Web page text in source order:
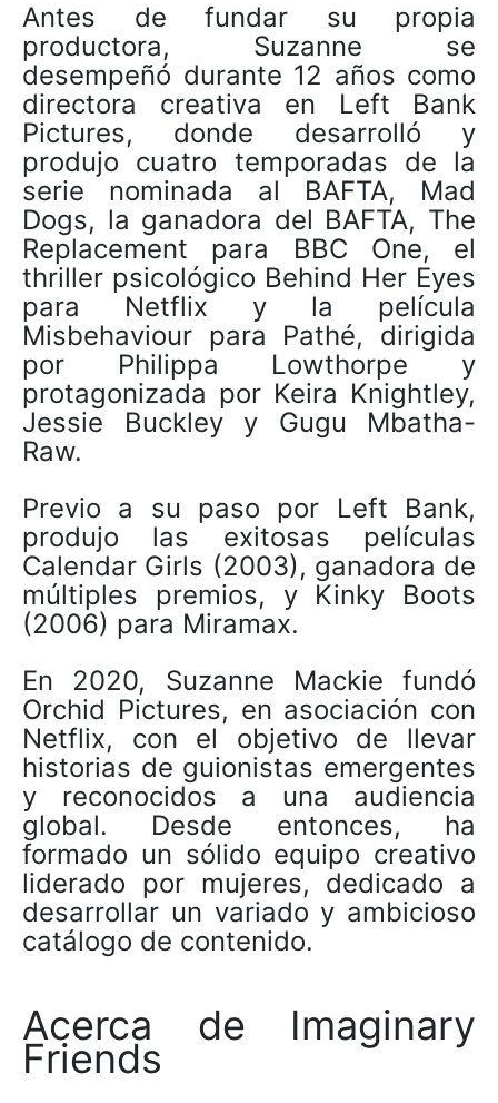
Antes de fundar su propia
productora, Suzanne se
desempeñó durante 12 años como
directora creativa en Left Bank
Pictures, donde desarrolló y
produjo cuatro temporadas de la
serie nominada al BAFTA, Mad
Dogs, la ganadora del BAFTA, The
Replacement para BBC One, el
thriller psicológico Behind Her Eyes
para Netflix y la película
Misbehaviour para Pathé, dirigida
por Philippa Lowthorpe y
protagonizada por Keira Knightley,
Jessie Buckley y Gugu Mbatha-
Raw.
Previo a su paso por Left Bank,
produjo las exitosas películas
Calendar Girls (2003), ganadora de
múltiples premios, y Kinky Boots
(2006) para Miramax.
En 2020, Suzanne Mackie fundó
Orchid Pictures, en asociación con
Netflix, con el objetivo de llevar
historias de guionistas emergentes
y reconocidos a una audiencia
global. Desde entonces, ha
formado un sólido equipo creativo
liderado por mujeres, dedicado a
desarrollar un variado y ambicioso
catálogo de contenido.
Acerca de Imaginary
Friends